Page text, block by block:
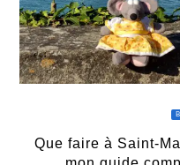
Que faire à Saint-